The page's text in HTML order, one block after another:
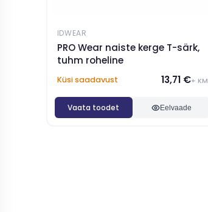
IDWEAR
PRO Wear naiste kerge T-särk,
tuhm roheline
Küsi saadavust 13,71 €+ KM
Vaata toodet Eelvaade